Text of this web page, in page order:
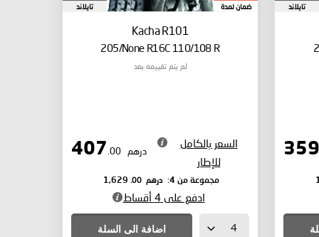
تايلاند
ضمان لمدة
تايلاند
Kacha R101
205/None R16C 110/108 R
لم يتم تقييمه بعد
السعر بالكامل
للإطار
درهم .00
مجموعة من 4: درهم .00
ادفع على 4 أقساط
اضافة الى السلة